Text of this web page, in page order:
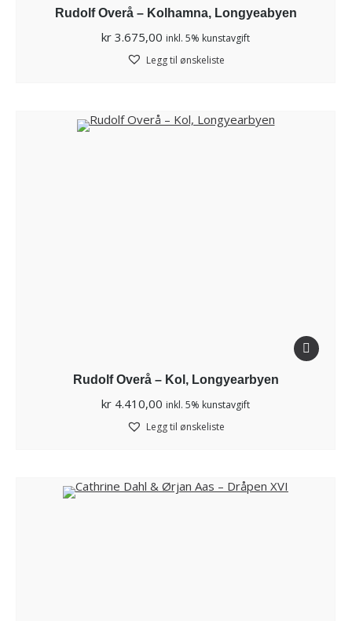
Rudolf Overå – Kolhamna, Longyeabyen
kr 3.675,00 inkl. 5% kunstavgift
Legg til ønskeliste
Rudolf Overå – Kol, Longyearbyen
kr 4.410,00 inkl. 5% kunstavgift
Legg til ønskeliste